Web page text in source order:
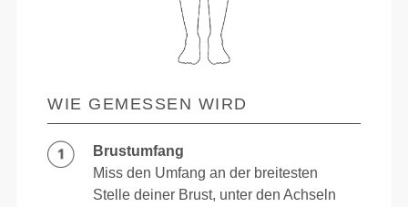
WIE GEMESSEN WIRD
Brustumfang
Miss den Umfang an der breitesten
Stelle deiner Brust, unter den Achseln